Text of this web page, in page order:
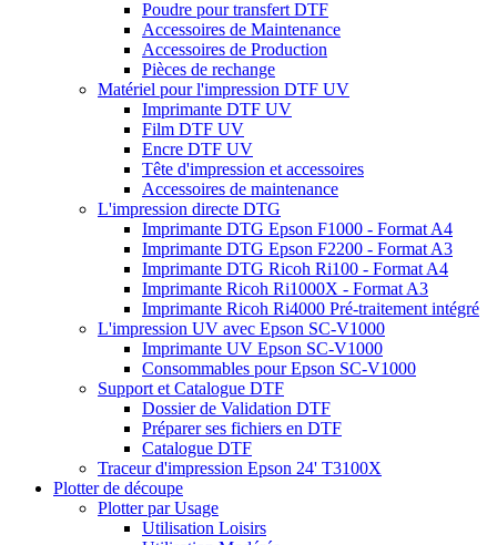
Poudre pour transfert DTF
Accessoires de Maintenance
Accessoires de Production
Pièces de rechange
Matériel pour l'impression DTF UV
Imprimante DTF UV
Film DTF UV
Encre DTF UV
Tête d'impression et accessoires
Accessoires de maintenance
L'impression directe DTG
Imprimante DTG Epson F1000 - Format A4
Imprimante DTG Epson F2200 - Format A3
Imprimante DTG Ricoh Ri100 - Format A4
Imprimante Ricoh Ri1000X - Format A3
Imprimante Ricoh Ri4000 Pré-traitement intégré
L'impression UV avec Epson SC-V1000
Imprimante UV Epson SC-V1000
Consommables pour Epson SC-V1000
Support et Catalogue DTF
Dossier de Validation DTF
Préparer ses fichiers en DTF
Catalogue DTF
Traceur d'impression Epson 24' T3100X
Plotter de découpe
Plotter par Usage
Utilisation Loisirs